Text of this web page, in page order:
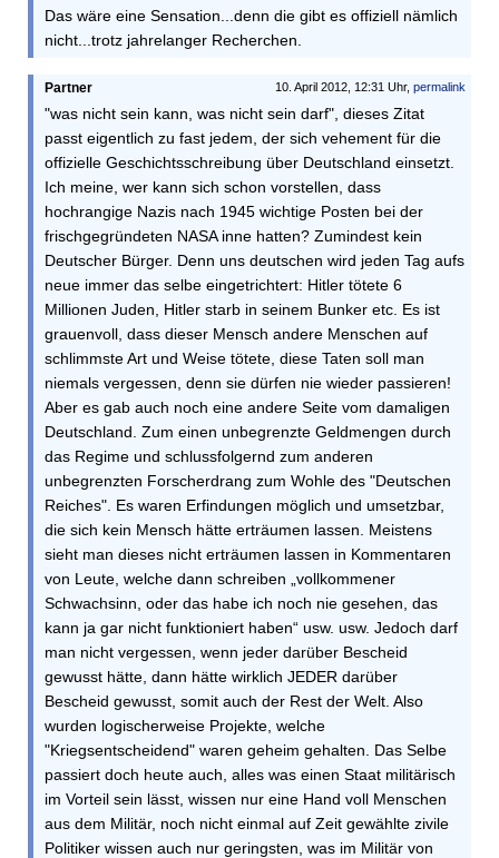
Das wäre eine Sensation...denn die gibt es offiziell nämlich
nicht...trotz jahrelanger Recherchen.
10. April 2012, 12:31 Uhr, permalink
Partner
"was nicht sein kann, was nicht sein darf", dieses Zitat
passt eigentlich zu fast jedem, der sich vehement für die
offizielle Geschichtsschreibung über Deutschland einsetzt.
Ich meine, wer kann sich schon vorstellen, dass
hochrangige Nazis nach 1945 wichtige Posten bei der
frischgegründeten NASA inne hatten? Zumindest kein
Deutscher Bürger. Denn uns deutschen wird jeden Tag aufs
neue immer das selbe eingetrichtert: Hitler tötete 6
Millionen Juden, Hitler starb in seinem Bunker etc. Es ist
grauenvoll, dass dieser Mensch andere Menschen auf
schlimmste Art und Weise tötete, diese Taten soll man
niemals vergessen, denn sie dürfen nie wieder passieren!
Aber es gab auch noch eine andere Seite vom damaligen
Deutschland. Zum einen unbegrenzte Geldmengen durch
das Regime und schlussfolgernd zum anderen
unbegrenzten Forscherdrang zum Wohle des "Deutschen
Reiches". Es waren Erfindungen möglich und umsetzbar,
die sich kein Mensch hätte erträumen lassen. Meistens
sieht man dieses nicht erträumen lassen in Kommentaren
von Leute, welche dann schreiben „vollkommener
Schwachsinn, oder das habe ich noch nie gesehen, das
kann ja gar nicht funktioniert haben“ usw. usw. Jedoch darf
man nicht vergessen, wenn jeder darüber Bescheid
gewusst hätte, dann hätte wirklich JEDER darüber
Bescheid gewusst, somit auch der Rest der Welt. Also
wurden logischerweise Projekte, welche
"Kriegsentscheidend" waren geheim gehalten. Das Selbe
passiert doch heute auch, alles was einen Staat militärisch
im Vorteil sein lässt, wissen nur eine Hand voll Menschen
aus dem Militär, noch nicht einmal auf Zeit gewählte zivile
Politiker wissen auch nur geringsten, was im Militär von